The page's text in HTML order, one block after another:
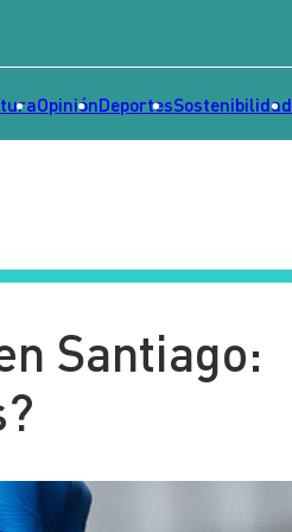
OpiniónDeportesSostenibilidad
Santiago: